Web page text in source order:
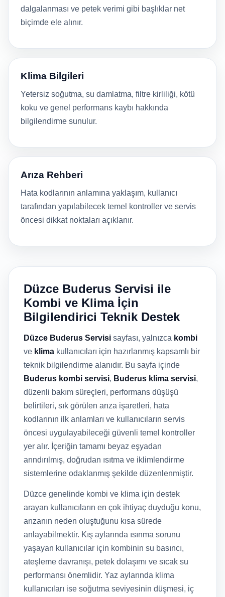
dalgalanması ve petek verimi gibi başlıklar net
biçimde ele alınır.
Klima Bilgileri
Yetersiz soğutma, su damlatma, filtre kirliliği, kötü
koku ve genel performans kaybı hakkında
bilgilendirme sunulur.
Arıza Rehberi
Hata kodlarının anlamına yaklaşım, kullanıcı
tarafından yapılabilecek temel kontroller ve servis
öncesi dikkat noktaları açıklanır.
Düzce Buderus Servisi ile
Kombi ve Klima İçin
Bilgilendirici Teknik Destek
Düzce Buderus Servisi sayfası, yalnızca kombi
ve klima kullanıcıları için hazırlanmış kapsamlı bir
teknik bilgilendirme alanıdır. Bu sayfa içinde
Buderus kombi servisi, Buderus klima servisi,
düzenli bakım süreçleri, performans düşüşü
belirtileri, sık görülen arıza işaretleri, hata
kodlarının ilk anlamları ve kullanıcıların servis
öncesi uygulayabileceği güvenli temel kontroller
yer alır. İçeriğin tamamı beyaz eşyadan
arındırılmış, doğrudan ısıtma ve iklimlendirme
sistemlerine odaklanmış şekilde düzenlenmiştir.
Düzce genelinde kombi ve klima için destek
arayan kullanıcıların en çok ihtiyaç duyduğu konu,
arızanın neden oluştuğunu kısa sürede
anlayabilmektir. Kış aylarında ısınma sorunu
yaşayan kullanıcılar için kombinin su basıncı,
ateşleme davranışı, petek dolaşımı ve sıcak su
performansı önemlidir. Yaz aylarında klima
kullanıcıları ise soğutma seviyesinin düşmesi, iç